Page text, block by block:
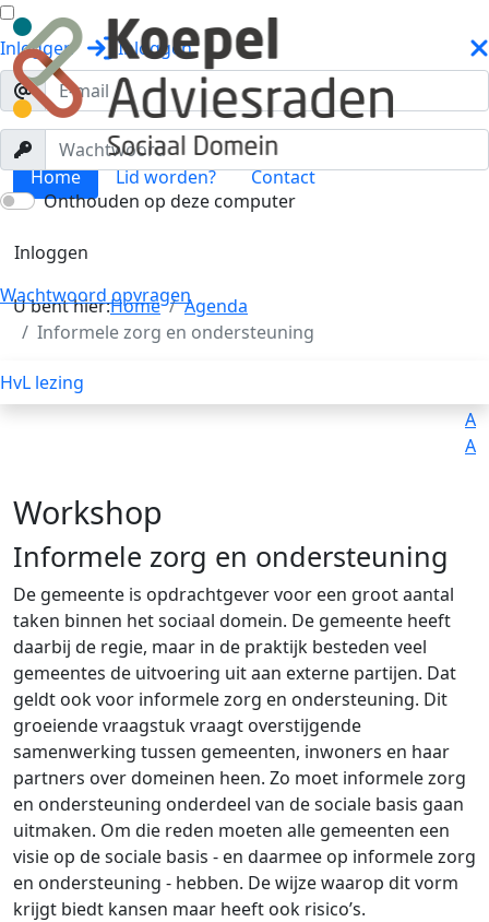
Inloggen Inloggen
Onthouden op deze computer
Inloggen
Wachtwoord opvragen
HvL lezing
Home Lid worden? Contact
Toggle menu
U bent hier:Home
Agenda
Informele zorg en ondersteuning
A
A
Workshop
Informele zorg en ondersteuning
De gemeente is opdrachtgever voor een groot aantal
taken binnen het sociaal domein. De gemeente heeft
daarbij de regie, maar in de praktijk besteden veel
gemeentes de uitvoering uit aan externe partijen. Dat
geldt ook voor informele zorg en ondersteuning. Dit
groeiende vraagstuk vraagt overstijgende
samenwerking tussen gemeenten, inwoners en haar
partners over domeinen heen. Zo moet informele zorg
en ondersteuning onderdeel van de sociale basis gaan
uitmaken. Om die reden moeten alle gemeenten een
visie op de sociale basis - en daarmee op informele zorg
en ondersteuning - hebben. De wijze waarop dit vorm
krijgt biedt kansen maar heeft ook risico’s.